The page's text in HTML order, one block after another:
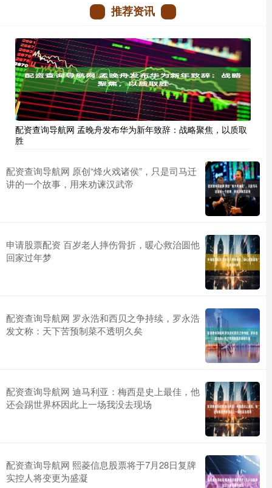
推荐资讯
配资查询导航网 孟晚舟发布华为新年致辞：战略聚焦，以质取
胜
配资查询导航网 原创“烽火戏诸侯”，只是司马迁
讲的一个故事，用来劝谏汉武帝
申请股票配资 百岁老人摔伤骨折，暖心救治圆他
回家过年梦
配资查询导航网 罗永浩和西贝之争持续，罗永浩
发文称：天下苦预制菜不透明久矣
配资查询导航网 迪马利亚：梅西是史上最佳，他
还会踢世界杯因此上一场我没去现场
配资查询导航网 熙菱信息股票将于7月28日复牌
实控人将变更为盛凝